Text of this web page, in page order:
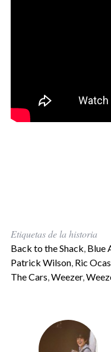
Etiquetas de la historia
Back to the Shack, Blue
Patrick Wilson, Ric
The Cars,Weezer,